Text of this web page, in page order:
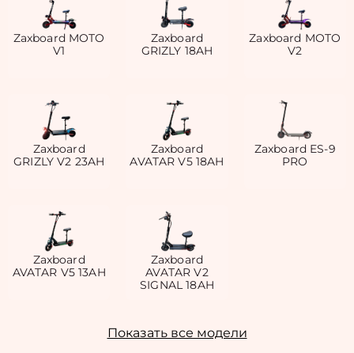
Zaxboard MOTO
V1
Zaxboard
GRIZLY 18AH
Zaxboard MOTO
V2
Zaxboard
GRIZLY V2 23AH
Zaxboard
AVATAR V5 18AH
Zaxboard ES-9
PRO
Zaxboard
AVATAR V5 13AH
Zaxboard
AVATAR V2
SIGNAL 18AH
Показать все модели